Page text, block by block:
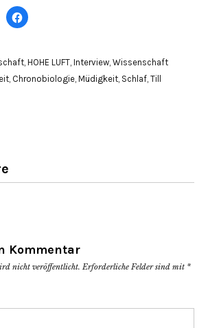
Klick,
um
(Wird
neuem
, HOHE LUFT, Interview, Wissenschaft
Chronobiologie Müdigkeit Schlaf Till
Kommentar
nicht veröffentlicht. Erforderliche Felder sind mit *